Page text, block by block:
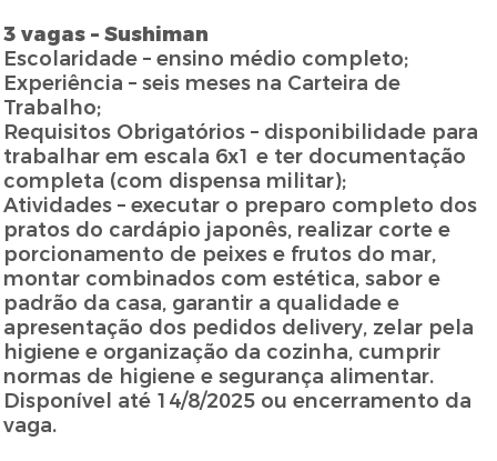
3 vagas – Sushiman
Escolaridade – ensino médio completo;
Experiência – seis meses na Carteira de
Trabalho;
Requisitos Obrigatórios – disponibilidade para
trabalhar em escala 6x1 e ter documentação
completa (com dispensa militar);
Atividades – executar o preparo completo dos
pratos do cardápio japonês, realizar corte e
porcionamento de peixes e frutos do mar,
montar combinados com estética, sabor e
padrão da casa, garantir a qualidade e
apresentação dos pedidos delivery, zelar pela
higiene e organização da cozinha, cumprir
normas de higiene e segurança alimentar.
Disponível até 14/8/2025 ou encerramento da
vaga.